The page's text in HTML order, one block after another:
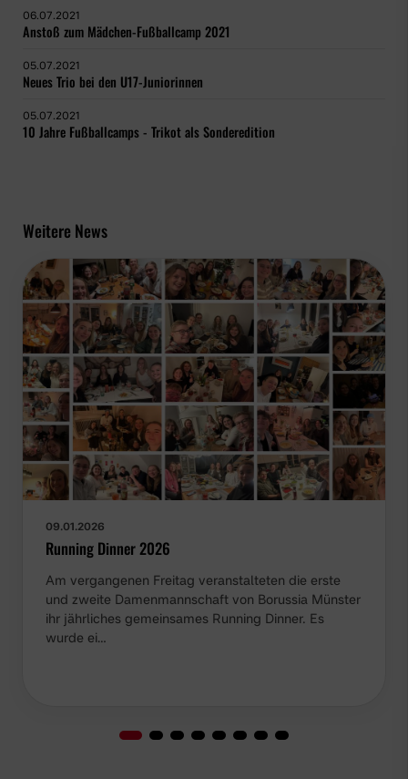
06.07.2021
Anstoß zum Mädchen-Fußballcamp 2021
05.07.2021
Neues Trio bei den U17-Juniorinnen
05.07.2021
10 Jahre Fußballcamps - Trikot als Sonderedition
Weitere News
09.01.2026
Running Dinner 2026
Am vergangenen Freitag veranstalteten die erste
und zweite Damenmannschaft von Borussia Münster
ihr jährliches gemeinsames Running Dinner. Es
wurde ei…